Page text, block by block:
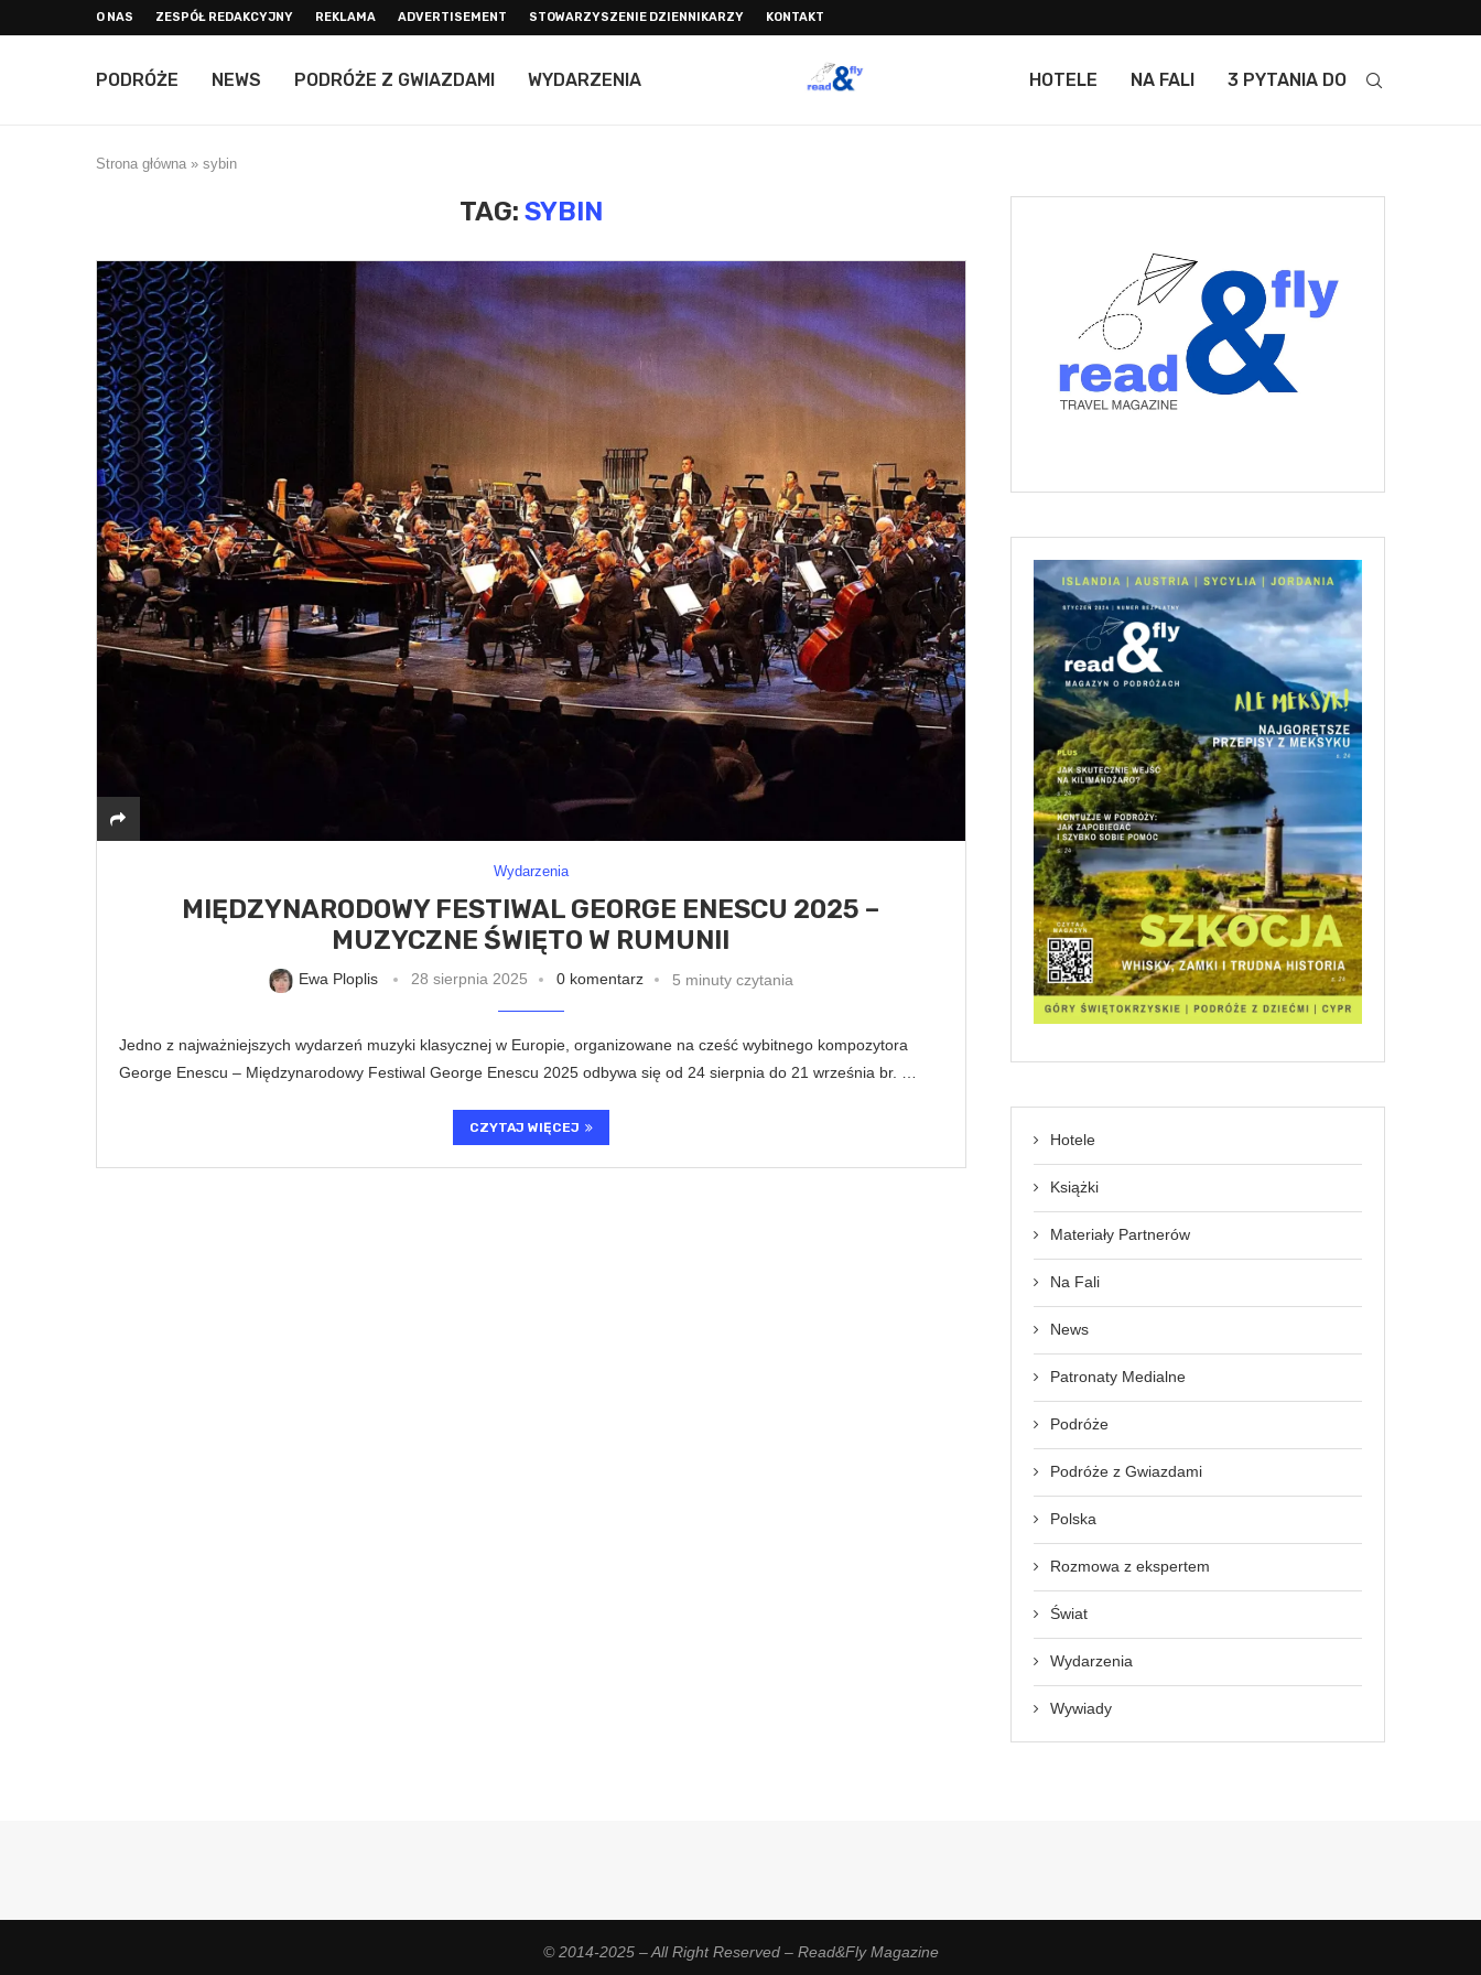
O NAS ZESPÓŁ REDAKCYJNY REKLAMA ADVERTISEMENT STOWARZYSZENIE DZIENNIKARZY KONTAKT
PODRÓŻE NEWS PODRÓŻE Z GWIAZDAMI WYDARZENIA HOTELE NA FALI 3 PYTANIA DO
Strona główna » sybin
TAG: SYBIN
Wydarzenia
MIĘDZYNARODOWY FESTIWAL GEORGE ENESCU 2025 –
MUZYCZNE ŚWIĘTO W RUMUNII
Ewa Ploplis 28 sierpnia 2025 0 komentarz 5 minuty czytania
Jedno z najważniejszych wydarzeń muzyki klasycznej w Europie, organizowane na cześć wybitnego kompozytora
George Enescu – Międzynarodowy Festiwal George Enescu 2025 odbywa się od 24 sierpnia do 21 września br. …
CZYTAJ WIĘCEJ
Hotele
Książki
Materiały Partnerów
Na Fali
News
Patronaty Medialne
Podróże
Podróże z Gwiazdami
Polska
Rozmowa z ekspertem
Świat
Wydarzenia
Wywiady
© 2014-2025 – All Right Reserved – Read&Fly Magazine